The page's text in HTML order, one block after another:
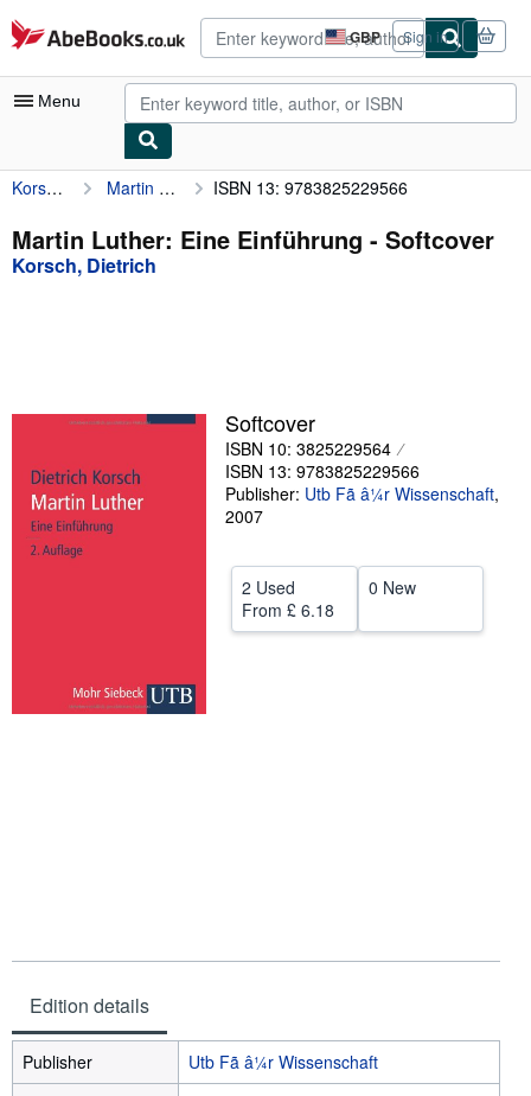
Skip to main content
AbeBooks.co.uk GBP
Site
shopping
preferences
Sign in
Menu
My Account
My Purchases
Advanced Search
Sellers
Start Selling
Help
CLOSE
Korsch, Dietrich Martin Luther: Eine Einführung ISBN 13: 9783825229566
Martin Luther: Eine Einführung - Softcover
Korsch, Dietrich
Softcover
ISBN 10: 3825229564
ISBN 13: 9783825229566
Publisher: Utb Fã â¼r Wissenschaft,
2007
2 Used
From £ 6.18
0 New
Edition details
Publisher
Utb Fã â¼r Wissenschaft